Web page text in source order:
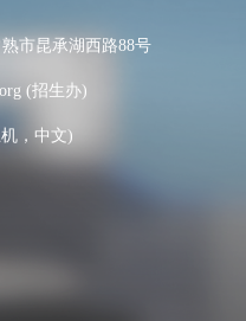
市昆承湖西路88号
(招生办)
，中文)